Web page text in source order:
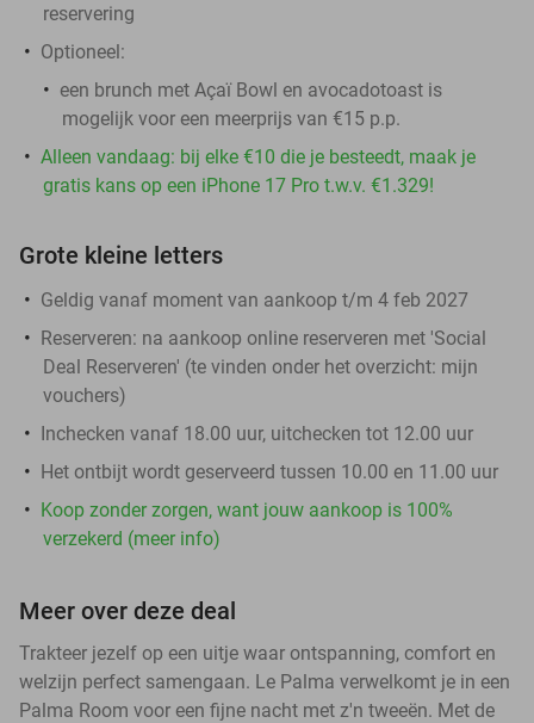
reservering
Optioneel:
een brunch met Açaï Bowl en avocadotoast is
mogelijk voor een meerprijs van €15 p.p.
Alleen vandaag: bij elke €10 die je besteedt, maak je
gratis kans op een iPhone 17 Pro t.w.v. €1.329!
Grote kleine letters
Geldig vanaf moment van aankoop t/m 4 feb 2027
Reserveren: na aankoop online reserveren met 'Social
Deal Reserveren' (te vinden onder het overzicht: mijn
vouchers)
Inchecken vanaf 18.00 uur, uitchecken tot 12.00 uur
Het ontbijt wordt geserveerd tussen 10.00 en 11.00 uur
Koop zonder zorgen, want jouw aankoop is 100%
verzekerd (meer info)
Meer over deze deal
Trakteer jezelf op een uitje waar ontspanning, comfort en
welzijn perfect samengaan. Le Palma verwelkomt je in een
Palma Room voor een fijne nacht met z'n tweeën. Met de